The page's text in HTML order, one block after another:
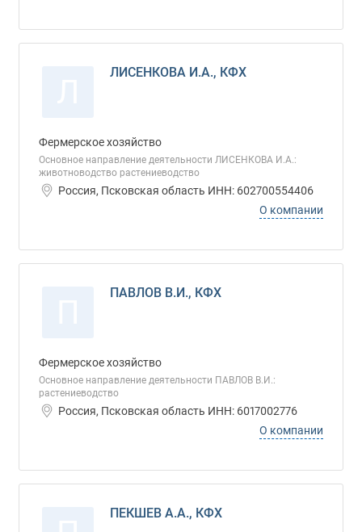
ЛИСЕНКОВА И.А., КФХ
Фермерское хозяйство
Основное направление деятельности ЛИСЕНКОВА И.А.:
животноводство растениеводство
Россия, Псковская область ИНН: 602700554406
О компании
ПАВЛОВ В.И., КФХ
Фермерское хозяйство
Основное направление деятельности ПАВЛОВ В.И.:
растениеводство
Россия, Псковская область ИНН: 6017002776
О компании
ПЕКШЕВ А.А., КФХ